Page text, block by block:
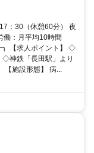
：30（休憩60分） 夜
：月平均10時間
人ポイント】 ◇
神鉄「長田駅」より
設形態】 病...